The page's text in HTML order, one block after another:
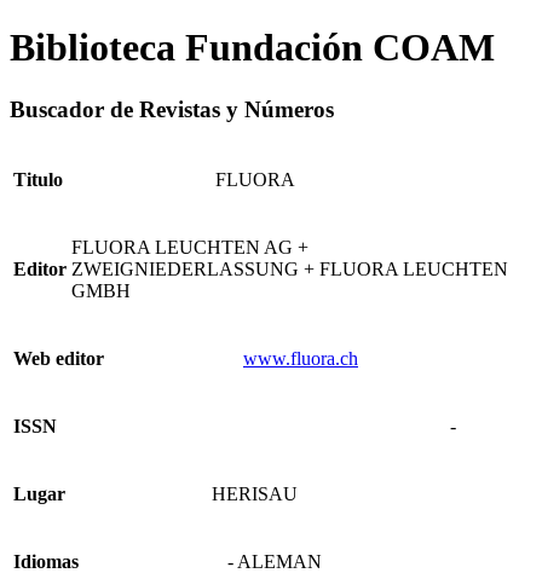
Biblioteca Fundación COAM
Buscador de Revistas y Números
Titulo FLUORA
Editor
FLUORA LEUCHTEN AG +
ZWEIGNIEDERLASSUNG + FLUORA LEUCHTEN
GMBH
Web editor www.fluora.ch
ISSN -
Lugar HERISAU
Idiomas - ALEMAN